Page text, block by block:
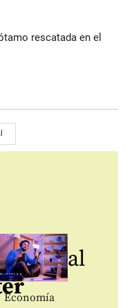
rescatada en el
Economía
al